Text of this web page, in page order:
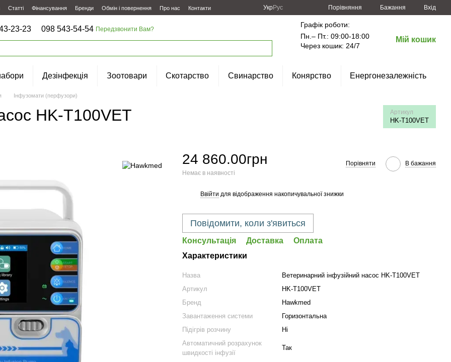
Статті Фінансування Бренди Обмін і повернення Про нас Контакти УкрРус Порівняння Бажання Вхід
23-23 098 543-54-54 Передзвонити Вам?
Графік роботи:
Пн.– Пт.: 09:00-18:00
Через кошик: 24/7
Мій кошик
Дезінфекція Зоотовари Скотарство Свинарство Конярство Енергонезалежність
Інфузомати (перфузори)
HK-T100VET Артикул
HK-T100VET
24 860.00грн
Немає в наявності
Порівняти В бажання
Ввійти для відображення накопичувальної знижки
Повідомити, коли з'явиться
Консультація Доставка
Оплата
Характеристики
Назва
Ветеринарний інфузійний насос HK-T100VET
Артикул
HK-T100VET
Бренд
Hawkmed
Завантаження системи
Горизонтальна
Підігрів розчину
Ні
Автоматичний розрахунок
швидкості інфузії
Так